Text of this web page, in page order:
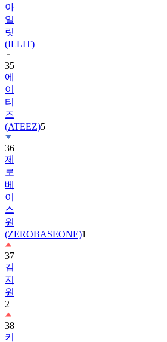
아
일
릿
(ILLIT)
35
에
이
티
즈
(ATEEZ)5
36
제
로
베
이
스
원
(ZEROBASEONE)1
37
김
지
원
2
38
키